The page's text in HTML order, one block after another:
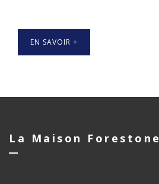
EN SAVOIR +
La Maison Forestone